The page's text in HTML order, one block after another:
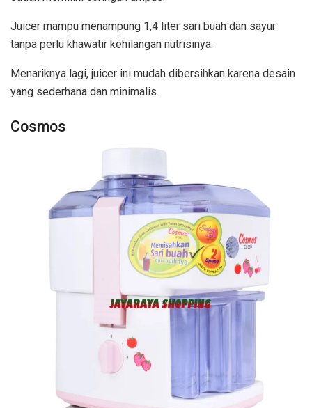
Juicer mampu menampung 1,4 liter sari buah dan sayur
tanpa perlu khawatir kehilangan nutrisinya.
Menariknya lagi, juicer ini mudah dibersihkan karena desain
yang sederhana dan minimalis.
Cosmos